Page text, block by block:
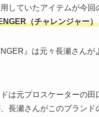
していたアイテムが今
（チャレンジャー）
』は元々長瀬さん
は元プロスケーターの
長瀬さんがこのブランド